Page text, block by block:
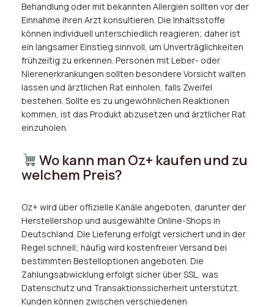
Behandlung oder mit bekannten Allergien sollten vor der
Einnahme ihren Arzt konsultieren. Die Inhaltsstoffe
können individuell unterschiedlich reagieren; daher ist
ein langsamer Einstieg sinnvoll, um Unverträglichkeiten
frühzeitig zu erkennen. Personen mit Leber- oder
Nierenerkrankungen sollten besondere Vorsicht walten
lassen und ärztlichen Rat einholen, falls Zweifel
bestehen. Sollte es zu ungewöhnlichen Reaktionen
kommen, ist das Produkt abzusetzen und ärztlicher Rat
einzuholen.
Wo kann man Oz+ kaufen und zu
welchem Preis?
Oz+ wird über offizielle Kanäle angeboten, darunter der
Herstellershop und ausgewählte Online-Shops in
Deutschland. Die Lieferung erfolgt versichert und in der
Regel schnell; häufig wird kostenfreier Versand bei
bestimmten Bestelloptionen angeboten. Die
Zahlungsabwicklung erfolgt sicher über SSL, was
Datenschutz und Transaktionssicherheit unterstützt.
Kunden können zwischen verschiedenen